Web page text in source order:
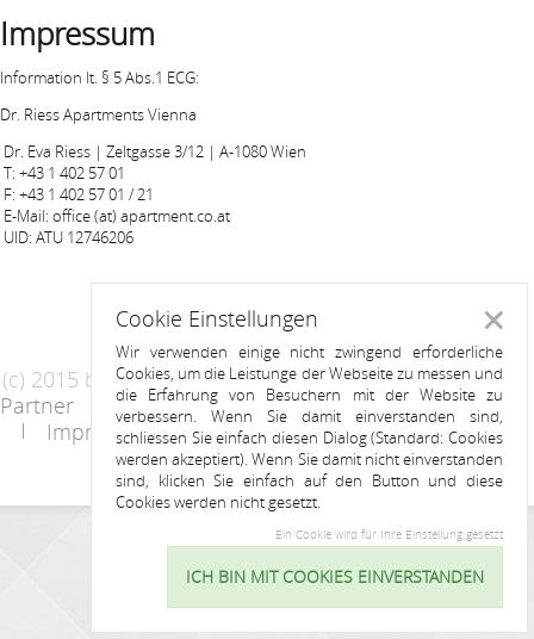
Impressum
Information lt. § 5 Abs.1 ECG:
Dr. Riess Apartments Vienna
Dr. Eva Riess | Zeltgasse 3/12 | A-1080 Wien
T: +43 1 402 57 01
F: +43 1 402 57 01 / 21
E-Mail: office (at) apartment.co.at
UID: ATU 12746206
(c) 2015 by Riess Apartments
Partner
AGB
Datenschutzerklärung
Impressum
Kontakt
Cookie
Cookie Einstellungen
Wir verwenden einige nicht zwingend erforderliche
Cookies, um die Leistunge der Webseite zu messen und
die Erfahrung von Besuchern mit der Website zu
verbessern. Wenn Sie damit einverstanden sind,
schliessen Sie einfach diesen Dialog (Standard: Cookies
werden akzeptiert). Wenn Sie damit nicht einverstanden
sind, klicken Sie einfach auf den Button und diese
Cookies werden nicht gesetzt.
Ein Cookie wird für Ihre Einstellung gesetzt
ICH BIN MIT COOKIES EINVERSTANDEN